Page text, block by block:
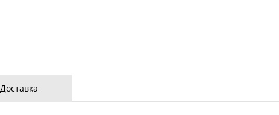
Доставка